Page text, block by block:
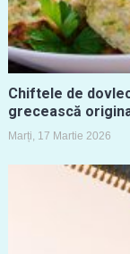
Chiftele de
grecească
Marți, 17 Martie 2026